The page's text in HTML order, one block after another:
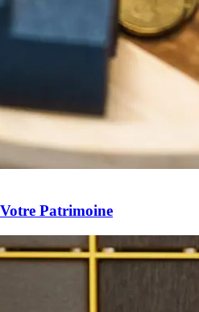
Patrimoine